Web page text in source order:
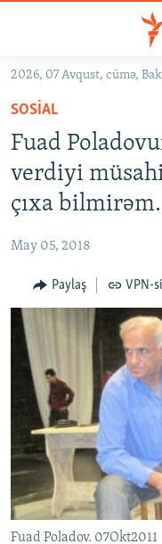
Əsas
qayıt
Əsas
naviqasiyaya
qayıt
Axtarışa
GÜNDƏM
#İZAHLA
KORRUPSIOMETR
#ƏSLINDƏ
QANUNI DOĞRU
ARAŞDIRMA
MULTIMEDIA
FOTOQALEREYA
İNFOQRAFIKA
KARIKATURA
RADIO ARXIV
OXU ZALI
AZƏRBAYCAN ƏDƏBIYYATI
İSLAM VƏ DEMOKRATIYA
İZ - MƏDƏNIYYƏT
HAQQIMIZDA
MISSIYAMIZ
PEŞƏ ETIKASI VƏ
MATERIALLARIMIZDAN
AZADLIQRADIOSU MOBIL
BIZI IZLƏ
RFE/RL-in bütün
2026, 07 Avqust, cümə,
SOSIAL
Fuad
verdiyi
çıxa
May 05, 2018
Paylaş VPN-
Fuad Poladov. 07Okt2011